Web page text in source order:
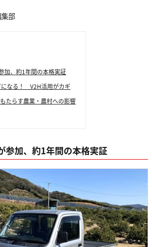
部
加、約1年間の本格実証
になる！ V2H活用がカギ
たらす農業・農村への影響
参加、約1年間の本格実証